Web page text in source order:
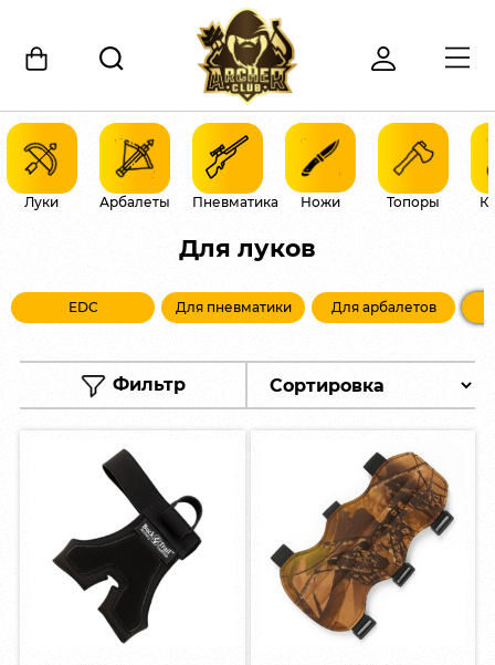
Луки Арбалеты Пневматика Ножи Топоры
Для луков
EDC Для пневматики Для арбалетов
Фильтр